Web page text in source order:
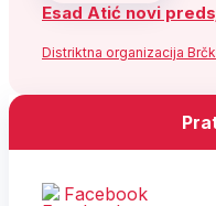
Esad Atić novi
Distriktna organizacija
Facebook